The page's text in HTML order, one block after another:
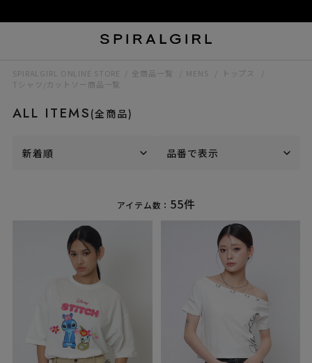
SPIRALGIRL ONLINE STORE 全商品一覧 MENS
トップス
Tシャツ/カットソー商品一覧
ALL ITEMS (全商品)
新着順 品番で表示
アイテム数： 55件